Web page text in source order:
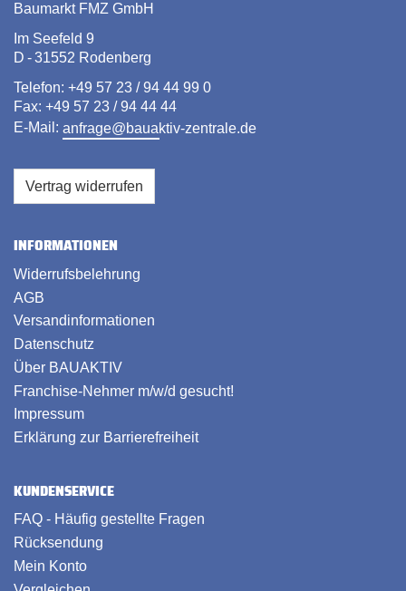
Baumarkt FMZ GmbH
Im Seefeld 9
D - 31552 Rodenberg
Telefon: +49 57 23 / 94 44 99 0
Fax: +49 57 23 / 94 44 44
E-Mail: anfrage@bauaktiv-zentrale.de
Vertrag widerrufen
INFORMATIONEN
Widerrufsbelehrung
AGB
Versandinformationen
Datenschutz
Über BAUAKTIV
Franchise-Nehmer m/w/d gesucht!
Impressum
Erklärung zur Barrierefreiheit
KUNDENSERVICE
FAQ - Häufig gestellte Fragen
Rücksendung
Mein Konto